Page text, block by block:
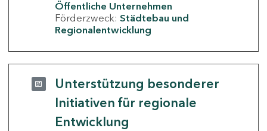
Öffentliche Unternehmen
Förderzweck: Städtebau und
Regionalentwicklung
Unterstützung besonderer
Initiativen für regionale
Entwicklung